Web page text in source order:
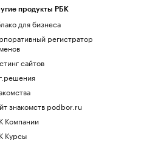
продукты РБК
для бизнеса
регистратор
сайтов
знакомств podbor.ru
Компании
Курсы